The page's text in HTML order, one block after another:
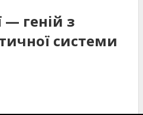
— геній з
системи